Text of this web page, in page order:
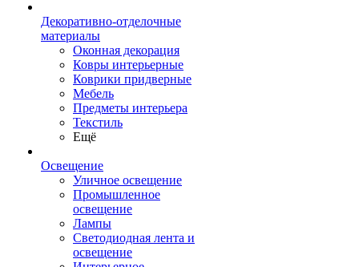
Декоративно-отделочные
материалы
Оконная декорация
Ковры интерьерные
Коврики придверные
Мебель
Предметы интерьера
Текстиль
Ещё
Освещение
Уличное освещение
Промышленное
освещение
Лампы
Светодиодная лента и
освещение